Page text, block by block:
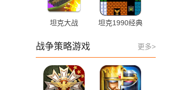
坦克大战
坦克1990经典
更多>
战争策略游戏